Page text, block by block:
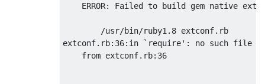
    ERROR
: Failed to build gem native
/usr/bin/ruby1 . 8 extconf. rb
extconf. rb: 36: in
`require': no such file to
    from extconf.rb:36